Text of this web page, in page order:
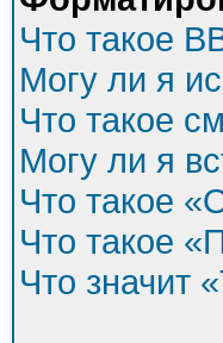
Что такое
Могу ли я
Что такое
Могу ли я
Что такое
Что такое
Что значит